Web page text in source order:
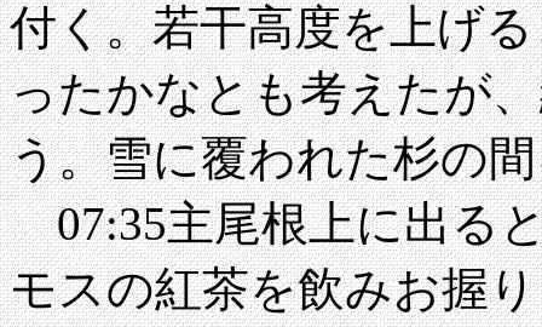
付く。若干高度を上げ
ったかなとも考えたが
う。雪に覆われた杉の
07:35主尾根上に出る
モスの紅茶を飲みお握